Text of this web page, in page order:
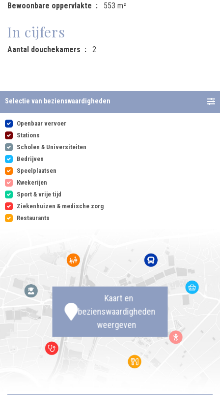
Bewoonbare oppervlakte
553 m²
In cijfers
Aantal douchekamers 2
Selectie van bezienswaardigheden
Openbaar vervoer
Stations
Scholen & Universiteiten
Bedrijven
Speelplaatsen
Kwekerijen
Sport & vrije tijd
Ziekenhuizen & medische zorg
Restaurants
Kaart en
bezienswaardigheden
weergeven